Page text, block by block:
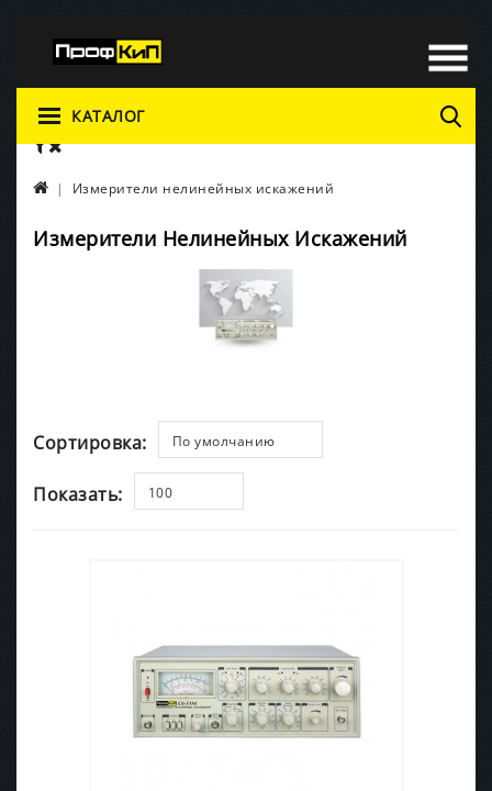
КАТАЛОГ
Измерители нелинейных искажений
Измерители Нелинейных Искажений
Сортировка: По умолчанию
Показать: 100